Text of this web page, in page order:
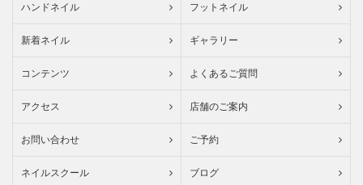
ハンドネイル フットネイル
新着ネイル ギャラリー
コンテンツ よくあるご質問
アクセス 店舗のご案内
お問い合わせ ご予約
ネイルスクール ブログ